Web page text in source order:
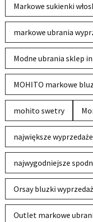
Markowe sukienki
markowe ubrania
Modne ubrania sklep
MOHITO markowe
mohito swetry
największe
najwygodniejsze
Orsay bluzki wyprzedaż
Outlet markowe